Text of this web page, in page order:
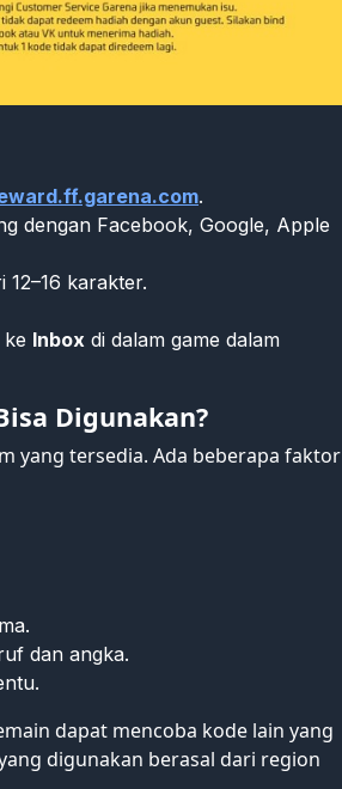
.
dengan Facebook, Google, Apple
karakter.
Inbox di dalam game dalam
Digunakan?
yang tersedia. Ada beberapa faktor
dan angka.
dapat mencoba kode lain yang
digunakan berasal dari region